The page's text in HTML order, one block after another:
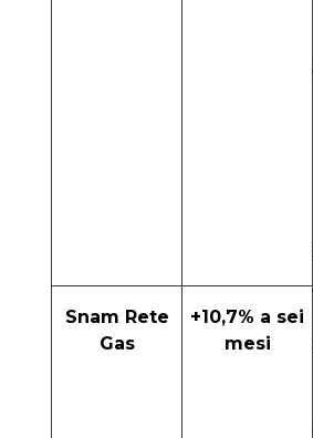
Snam Rete
Gas
+10,7% a sei
mesi